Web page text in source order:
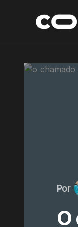
Por